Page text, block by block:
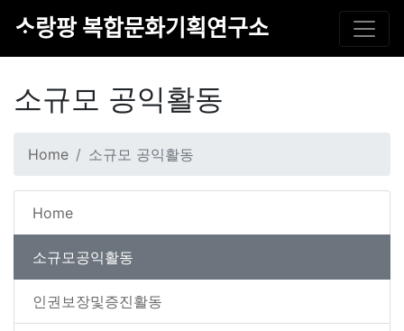
ᄉᆞ랑팡 복합문화기획연구소
소규모 공익활동
Home 소규모 공익활동
Home
소규모공익활동
인권보장및증진활동